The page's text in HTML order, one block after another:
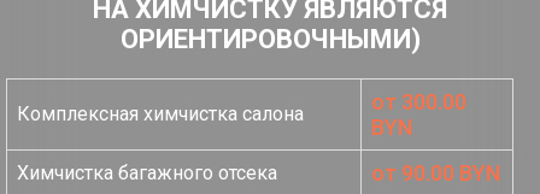
НА ХИМЧИСТКУ ЯВЛЯЮТСЯ
ОРИЕНТИРОВОЧНЫМИ)
Комплексная химчистка салона
от 300.00
BYN
Химчистка багажного отсека от 90.00 BYN